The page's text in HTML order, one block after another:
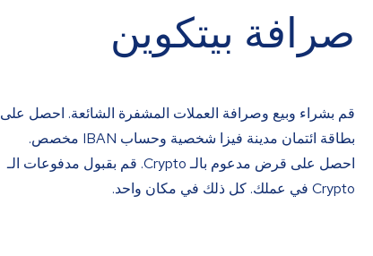
صرافة بيتكوين
قم بشراء وبيع وصرافة العملات المشفرة الشائعة. احصل على
بطاقة ائتمان مدينة فيزا شخصية وحساب IBAN مخصص.
احصل على قرض مدعوم بالـ Crypto. قم بقبول مدفوعات الـ
Crypto في عملك. كل ذلك في مكان واحد.